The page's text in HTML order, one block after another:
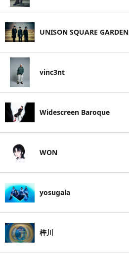
UNISON SQUARE GARDEN
vinc3nt
Widescreen Baroque
WON
yosugala
梓川